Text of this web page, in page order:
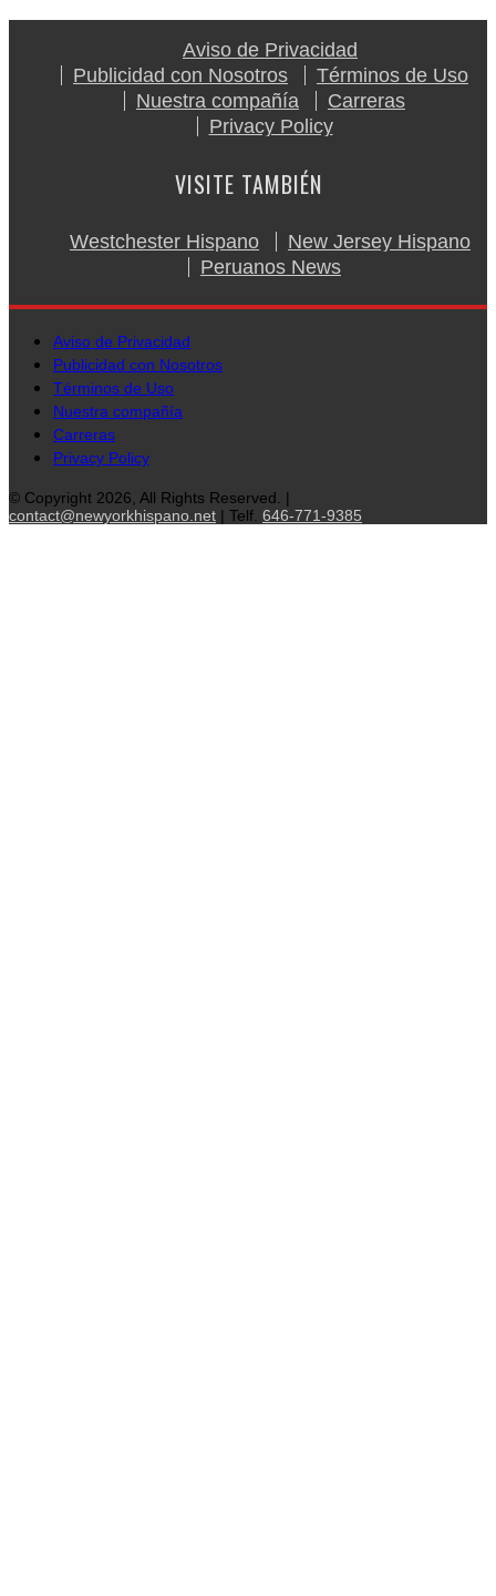
Aviso de Privacidad
Publicidad con Nosotros
Términos de Uso
Nuestra compañía
Carreras
Privacy Policy
VISITE TAMBIÉN
Westchester Hispano
New Jersey Hispano
Peruanos News
Aviso de Privacidad
Publicidad con Nosotros
Términos de Uso
Nuestra compañía
Carreras
Privacy Policy
© Copyright 2026, All Rights Reserved. |
contact@newyorkhispano.net | Telf. 646-771-9385